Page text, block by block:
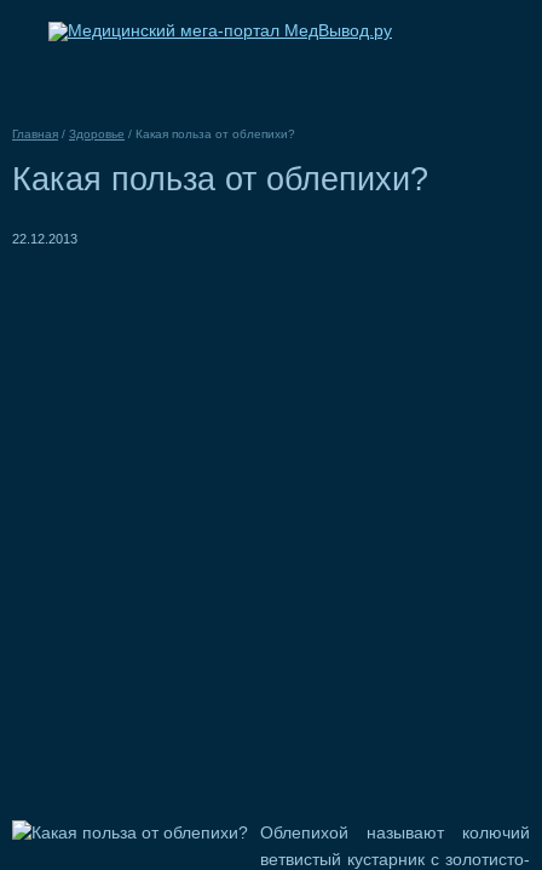
Главная / Здоровье / Какая польза от облепихи?
Какая польза от облепихи?
22.12.2013
Облепихой называют колючий
ветвистый кустарник с золотисто-